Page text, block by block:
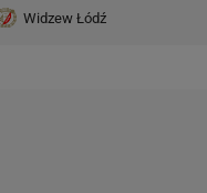
Widzew Łódź